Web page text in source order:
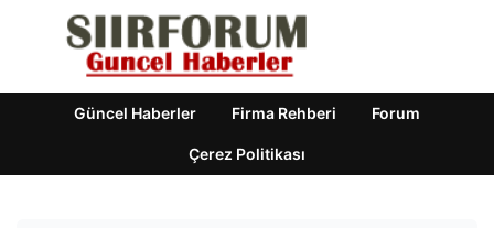
Güncel Haberler Firma Rehberi Forum
Çerez Politikası